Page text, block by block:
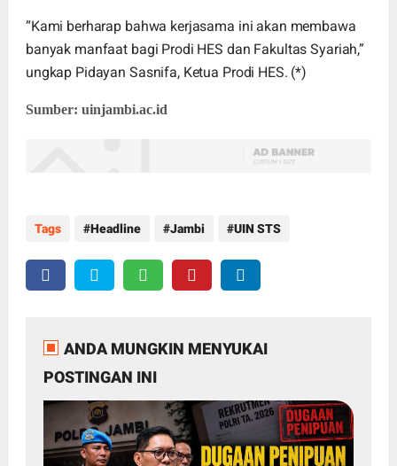
“Kami berharap bahwa kerjasama ini akan membawa
banyak manfaat bagi Prodi HES dan Fakultas Syariah,”
ungkap Pidayan Sasnifa, Ketua Prodi HES. (*)
Sumber: uinjambi.ac.id
Tags Headline Jambi UIN STS
ANDA MUNGKIN MENYUKAI
POSTINGAN INI